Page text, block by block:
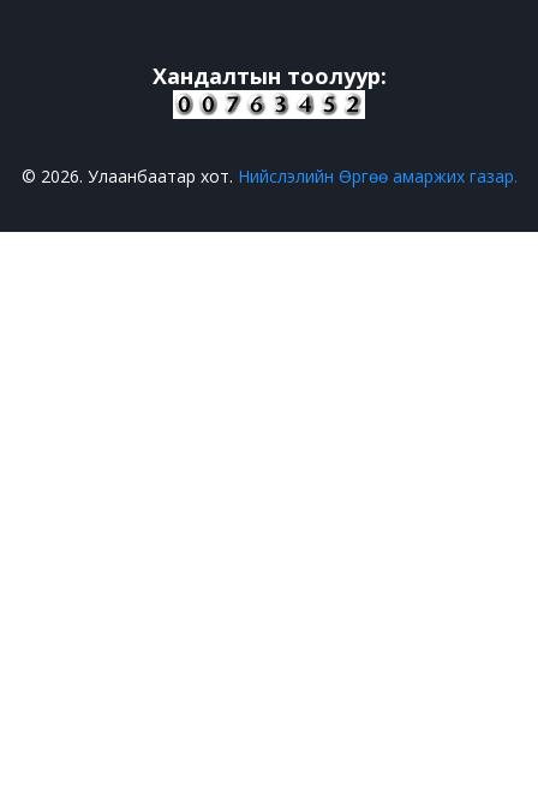
Хандалтын тоолуур:
© 2026. Улаанбаатар хот. Нийслэлийн Өргөө амаржих газар.